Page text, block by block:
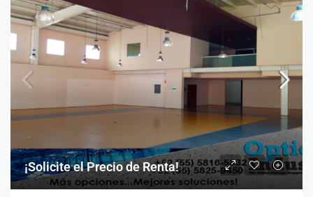
¡Solicite el Precio de Renta!